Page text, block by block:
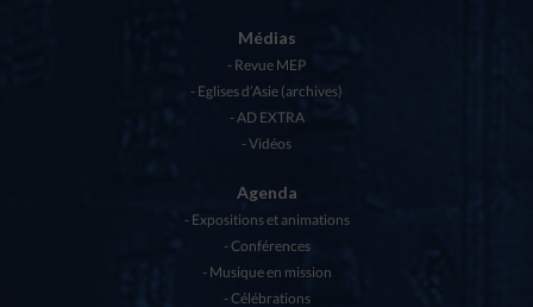
Médias
Revue MEP
Eglises d’Asie (archives)
AD EXTRA
Vidéos
Agenda
Expositions et animations
Conférences
Musique en mission
Célébrations